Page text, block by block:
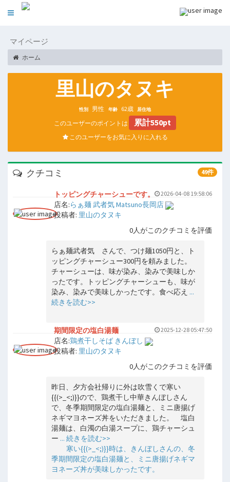
Toggle
マイページ
ホーム
里山のタヌキ
性別 男性 年齢 62歳 居住地
このユーザーのポイントは 累計550pt
このユーザーをお気に入りに入れる
クチコミ 49件
2026-04-08 19:58:06
トッピングチャーシューです。
店名:らぁ麺 武者気 Matsuno長岡店
投稿者: 里山のタヌキ
0人がこのクチコミを評価
らぁ麺武者気 さんで、つけ麺1050円と、ト
ッピングチャーシュー300円を頼みました。
チャーシューは、味が染み、染みで美味しか
ったです。トッピングチャーシューも、味が
染み、染みで美味しかったです。食べ応え ...
続きを読む>>
2025-12-28 05:47:50
期間限定の塩白湯麺
店名:鶏煮干しそば きんぼし
投稿者: 里山のタヌキ
0人がこのクチコミを評価
昨日、夕方会社帰りに外は吹雪くで寒い
{{(>_<;)}}ので、鶏煮干し中華きんぼしさん
で、冬季期間限定の塩白湯麺と、ミニ唐揚げ
ネギマヨネーズ丼をいただきました。 塩白
湯麺は、白濁の白湯スープに、鶏チャーシュ
ー ... 続きを読む>>
寒い{{(>_<;)}}時は、きんぼしさんの、冬
季期間限定の塩白湯麺と、ミニ唐揚げネギマ
ヨネーズ丼が美味しかったです。